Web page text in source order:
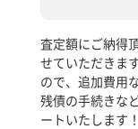
査定額にご納得
せていただきま
ので、追加費用
残債の手続きな
ートいたします！